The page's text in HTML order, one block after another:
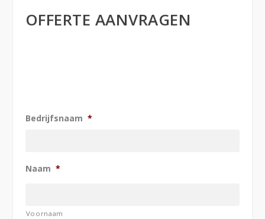
OFFERTE AANVRAGEN
Bedrijfsnaam *
Naam *
Voornaam